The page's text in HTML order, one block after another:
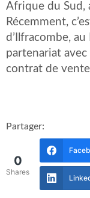
Afrique du Sud,
Récemment,
d’Ilfracombe,
partenariat
contrat de
Partager:
0
Shares